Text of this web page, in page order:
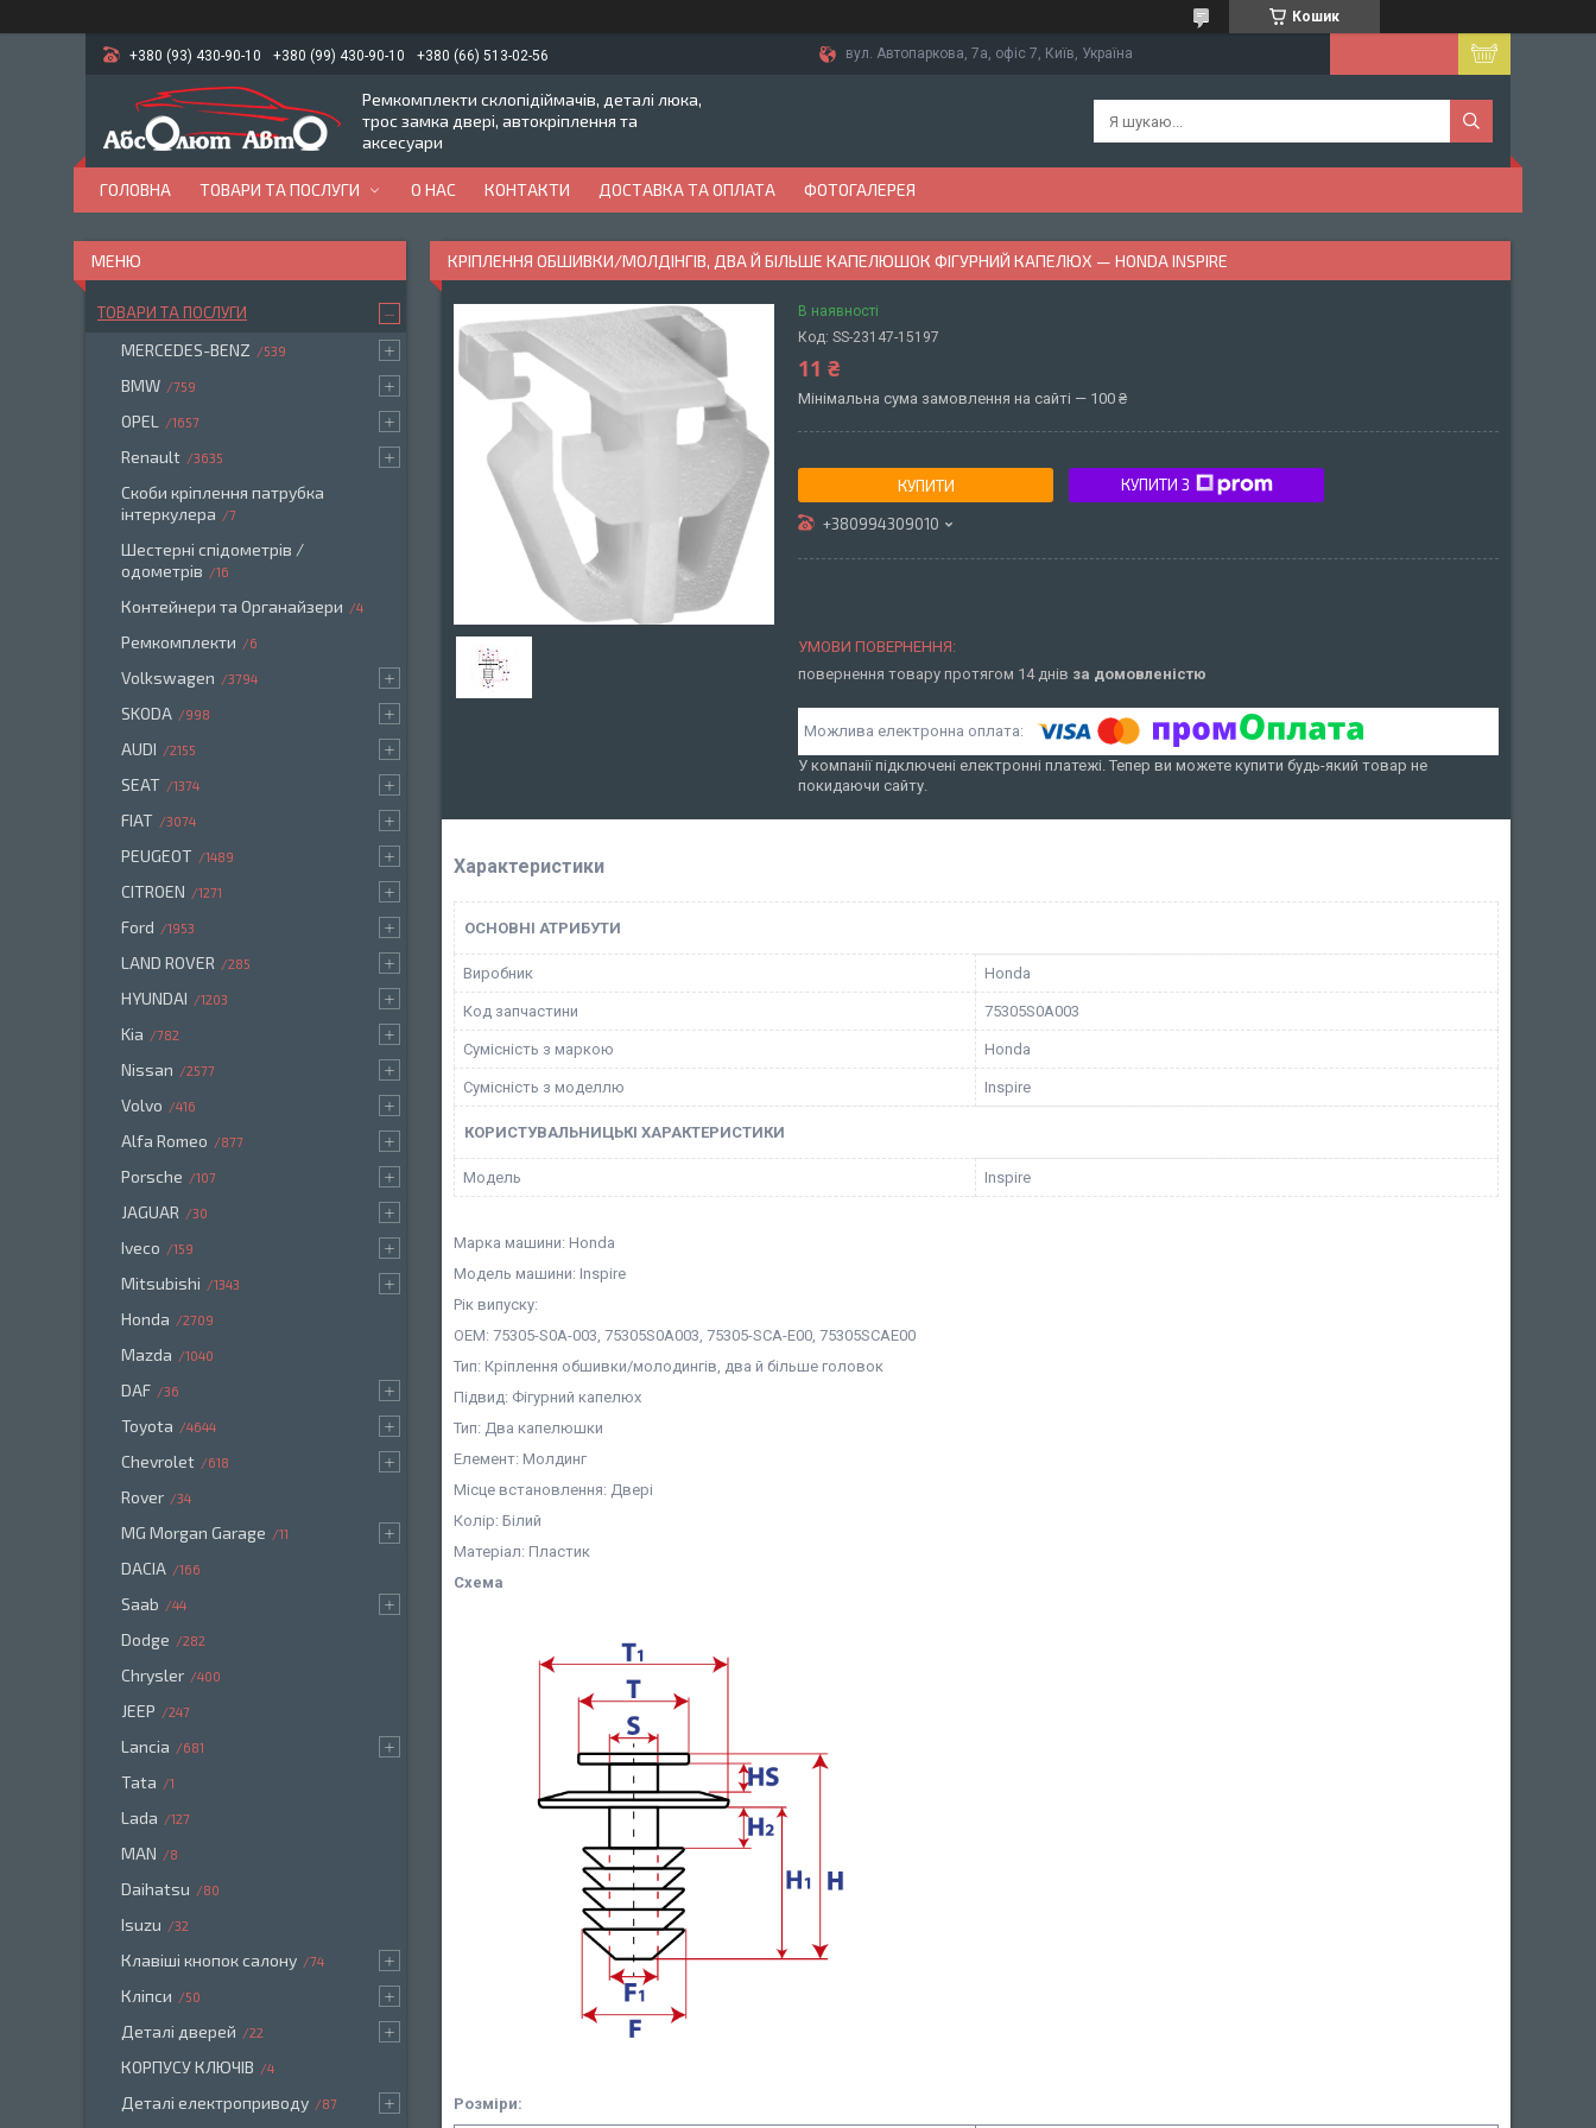
Кошик
+380 (93) 430-90-10 +380 (99) 430-90-10 +380 (66) 513-02-56 вул. Автопаркова, 7а, офіс 7, Київ, Україна
Ремкомплекти склопідіймачів, деталі люка,
трос замка двері, автокріплення та
аксесуари
ГОЛОВНА ТОВАРИ ТА ПОСЛУГИ О НАС КОНТАКТИ ДОСТАВКА ТА ОПЛАТА ФОТОГАЛЕРЕЯ
КРІПЛЕННЯ ОБШИВКИ/МОЛДІНГІВ, ДВА Й БІЛЬШЕ КАПЕЛЮШОК ФІГУРНИЙ КАПЕЛЮХ — HONDA INSPIRE
В наявності
Код: SS-23147-15197
11 ₴
Мінімальна сума замовлення на сайті — 100 ₴
КУПИТИ КУПИТИ З
+380994309010
повернення товару протягом 14 днів за домовленістю
У компанії підключені електронні платежі. Тепер ви можете купити будь-який товар не
покидаючи сайту.
Характеристики
ОСНОВНІ АТРИБУТИ
Виробник Honda
Код запчастини 75305S0A003
Сумісність з маркою Honda
Сумісність з моделлю Inspire
КОРИСТУВАЛЬНИЦЬКІ ХАРАКТЕРИСТИКИ
Мoдель Inspire
Марка машини: Honda
Модель машини: Inspire
Рік випуску:
OEM: 75305-S0A-003, 75305S0A003, 75305-SCA-E00, 75305SCAE00
Тип: Кріплення обшивки/молодингів, два й більше головок
Підвид: Фігурний капелюх
Тип: Два капелюшки
Елемент: Молдинг
Місце встановлення: Двері
Колір: Білий
Матеріал: Пластик
Схема
Розміри:
ТОВАРИ ТА ПОСЛУГИ
MERCEDES-BENZ 539
BMW 759
OPEL 1657
Renault 3635
Скоби кріплення патрубка
інтеркулера
7
Шестерні спідометрів /
одометрів
16
Контейнери та Органайзери 4
Ремкомплекти 6
Volkswagen 3794
SKODA 998
AUDI 2155
SEAT 1374
FIAT 3074
PEUGEOT 1489
CITROEN 1271
Ford 1953
LAND ROVER 285
HYUNDAI 1203
Kia 782
Nissan 2577
Volvo 416
Alfa Romeo 877
Porsche 107
JAGUAR 30
Iveco 159
Mitsubishi 1343
Honda 2709
Mazda 1040
DAF 36
Toyota 4644
Chevrolet 618
Rover 34
MG Morgan Garage 11
DACIA 166
Saab 44
Dodge 282
Chrysler 400
JEEP 247
Lancia 681
Tata 1
Lada 127
MAN 8
Daihatsu 80
Isuzu 32
Клавіші кнопок салону 74
Кліпси 50
Деталі дверей 22
КОРПУСУ КЛЮЧІВ 4
Деталі електроприводу 87